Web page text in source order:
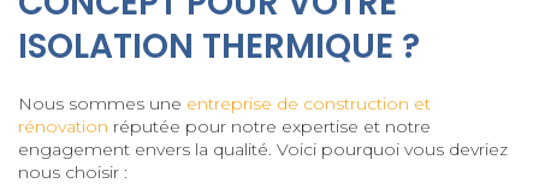
ISOLATION THERMIQUE ?
Nous sommes une entreprise de construction et
rénovation réputée pour notre expertise et notre
engagement envers la qualité. Voici pourquoi vous devriez
nous choisir :